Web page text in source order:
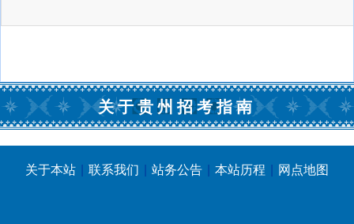
关于贵州招考指南
关于本站 | 联系我们 | 站务公告 | 本站历程 | 网点地图